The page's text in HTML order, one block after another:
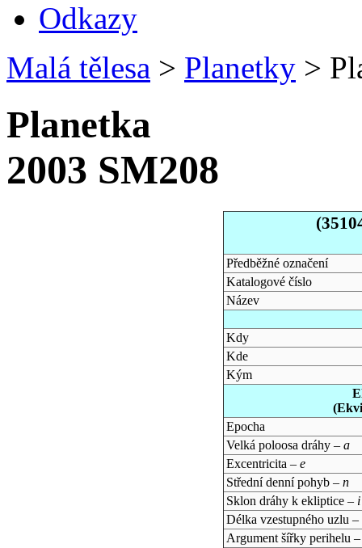
Odkazy
Malá tělesa > Planetky >
Planetka
2003 SM208
Předběžné označení
Katalogové číslo
Název
Kdy
Kde
Kým
Epocha
Velká poloosa dráhy – a
Excentricita – e
Střední denní pohyb – n
Sklon dráhy k ekliptice – i
Délka vzestupného uzlu –
Argument šířky perihelu